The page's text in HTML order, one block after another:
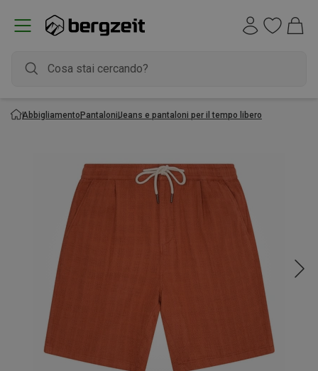
AbbigliamentoPantaloniJeans e pantaloni per il tempo libero